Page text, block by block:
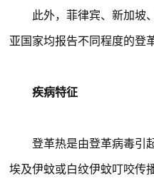
此外，菲律宾、新加坡
亚国家均报告不同程度的登
疾病特征
登革热是由登革病毒引
埃及伊蚊或白纹伊蚊叮咬传